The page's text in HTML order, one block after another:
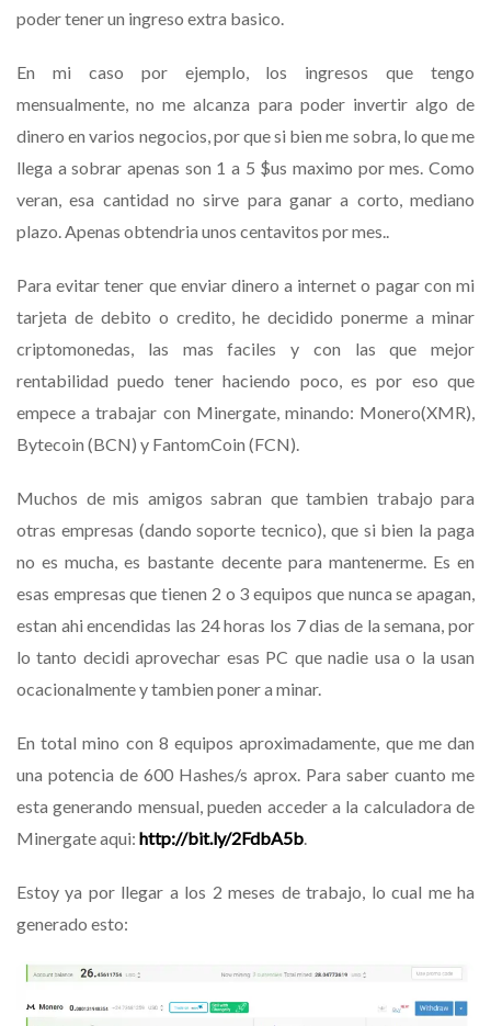
poder tener un ingreso extra basico.
En mi caso por ejemplo, los ingresos que tengo
mensualmente, no me alcanza para poder invertir algo de
dinero en varios negocios, por que si bien me sobra, lo que me
llega a sobrar apenas son 1 a 5 $us maximo por mes. Como
veran, esa cantidad no sirve para ganar a corto, mediano
plazo. Apenas obtendria unos centavitos por mes..
Para evitar tener que enviar dinero a internet o pagar con mi
tarjeta de debito o credito, he decidido ponerme a minar
criptomonedas, las mas faciles y con las que mejor
rentabilidad puedo tener haciendo poco, es por eso que
empece a trabajar con Minergate, minando: Monero(XMR),
Bytecoin (BCN) y FantomCoin (FCN).
Muchos de mis amigos sabran que tambien trabajo para
otras empresas (dando soporte tecnico), que si bien la paga
no es mucha, es bastante decente para mantenerme. Es en
esas empresas que tienen 2 o 3 equipos que nunca se apagan,
estan ahi encendidas las 24 horas los 7 dias de la semana, por
lo tanto decidi aprovechar esas PC que nadie usa o la usan
ocacionalmente y tambien poner a minar.
En total mino con 8 equipos aproximadamente, que me dan
una potencia de 600 Hashes/s aprox. Para saber cuanto me
esta generando mensual, pueden acceder a la calculadora de
Minergate aqui: http://bit.ly/2FdbA5b.
Estoy ya por llegar a los 2 meses de trabajo, lo cual me ha
generado esto: